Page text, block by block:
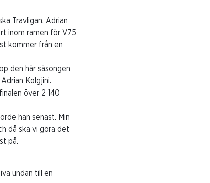
Travligan. Adrian
inom ramen för V75
kommer från en
den här säsongen
Kolgjini.
över 2 140
han senast. Min
då ska vi göra det
på.
undan till en